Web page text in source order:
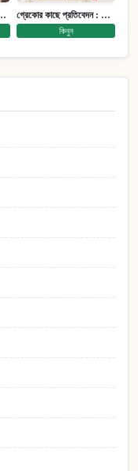
মেগা উপন্যাস) গ্রেকোর কাছে প্রতিবেদন : আত্মজীবনী
কিনুন